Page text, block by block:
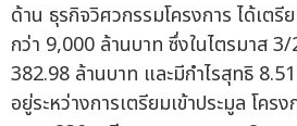
ด้าน ธุรกิจวิศวกรรมโครงการ ได้เตรี
กว่า 9,000 ล้านบาท ซึ่งในไตรมาส
382.98 ล้านบาท และมีกำไรสุทธิ
อยู่ระหว่างการเตรียมเข้าประมูล โคร